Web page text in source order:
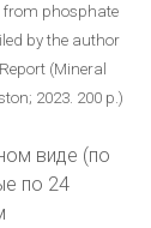
from phosphate
by the author
(Mineral
2023. 200 р.)
виде (по
по 24